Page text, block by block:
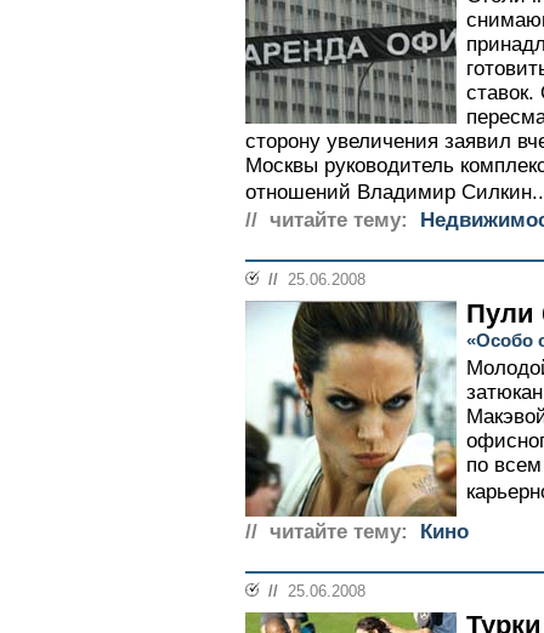
сторону увеличения заявил
Москвы руководитель
отношений Владимир
// читайте тему:
// 25.06.2008
Пули
«Особо
по
// читайте тему:
Кино
// 25.06.2008